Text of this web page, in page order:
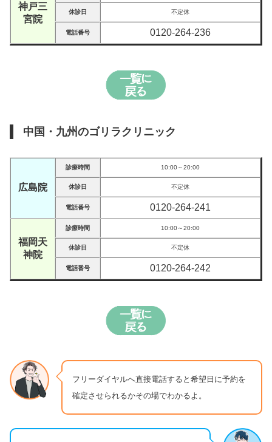
神戸三
宮院
休診日 不定休
電話番号 0120-264-236
中国・九州のゴリラクリニック
広島院
診療時間 10:00～20:00
休診日 不定休
電話番号 0120-264-241
福岡天
神院
診療時間 10:00～20:00
休診日 不定休
電話番号 0120-264-242
フリーダイヤルへ直接電話すると希望日に予約を
確定させられるかその場でわかるよ。